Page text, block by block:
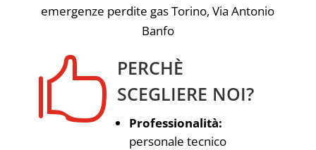
emergenze perdite gas Torino, Via Antonio
Banfo
 PERCHÈ
SCEGLIERE NOI?
Professionalità:
personale tecnico